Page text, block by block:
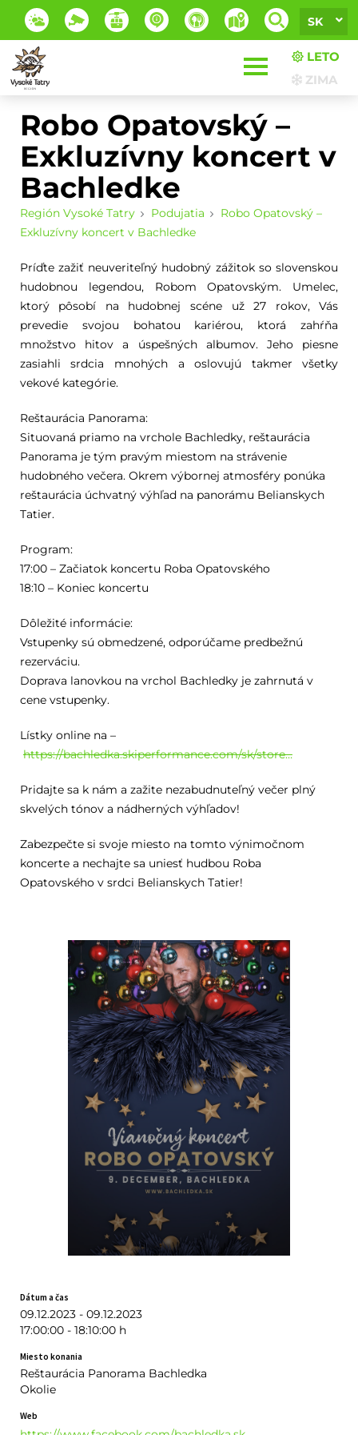
SK
LETO
ZIMA
Robo Opatovský –
Exkluzívny koncert v
Bachledke
Región Vysoké Tatry Podujatia
Robo Opatovský –
Exkluzívny koncert v Bachledke
Príďte zažiť neuveriteľný hudobný zážitok so slovenskou
hudobnou legendou, Robom Opatovským. Umelec,
ktorý pôsobí na hudobnej scéne už 27 rokov, Vás
prevedie svojou bohatou kariérou, ktorá zahŕňa
množstvo hitov a úspešných albumov. Jeho piesne
zasiahli srdcia mnohých a oslovujú takmer všetky
vekové kategórie.
Reštaurácia Panorama:
Situovaná priamo na vrchole Bachledky, reštaurácia
Panorama je tým pravým miestom na strávenie
hudobného večera. Okrem výbornej atmosféry ponúka
reštaurácia úchvatný výhľad na panorámu Belianskych
Tatier.
Program:
17:00 – Začiatok koncertu Roba Opatovského
18:10 – Koniec koncertu
Dôležité informácie:
Vstupenky sú obmedzené, odporúčame predbežnú
rezerváciu.
Doprava lanovkou na vrchol Bachledky je zahrnutá v
cene vstupenky.
Lístky online na –
https://bachledka.skiperformance.com/sk/store…
Pridajte sa k nám a zažite nezabudnuteľný večer plný
skvelých tónov a nádherných výhľadov!
Zabezpečte si svoje miesto na tomto výnimočnom
koncerte a nechajte sa uniesť hudbou Roba
Opatovského v srdci Belianskych Tatier!
Dátum a čas
09.12.2023 - 09.12.2023
17:00:00 - 18:10:00 h
Miesto konania
Reštaurácia Panorama Bachledka
Okolie
Web